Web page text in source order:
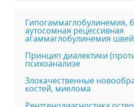
Гипогаммаглобулинемия,
аутосомная рецессивная
агаммаглобулинемия
Принцип диалектики
психоанализе
Злокачественные
костей, миелома